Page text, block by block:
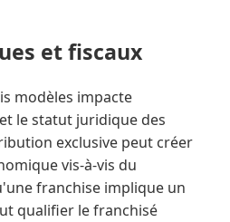
et fiscaux
modèles impacte
le statut juridique des
exclusive peut créer
vis-à-vis du
franchise implique un
qualifier le franchisé